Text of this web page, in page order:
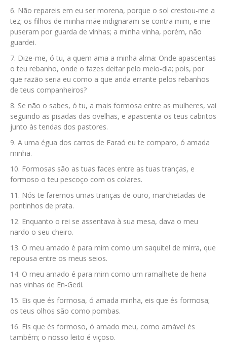
Não repareis em eu ser morena, porque o sol crestou-me a
tez; os filhos de minha mãe indignaram-se contra mim, e me
puseram por guarda de vinhas; a minha vinha, porém, não
guardei.
Dize-me, ó tu, a quem ama a minha alma: Onde apascentas
o teu rebanho, onde o fazes deitar pelo meio-dia; pois, por
que razão seria eu como a que anda errante pelos rebanhos
de teus companheiros?
Se não o sabes, ó tu, a mais formosa entre as mulheres, vai
seguindo as pisadas das ovelhas, e apascenta os teus cabritos
junto às tendas dos pastores.
A uma égua dos carros de Faraó eu te comparo, ó amada
minha.
Formosas são as tuas faces entre as tuas tranças, e
formoso o teu pescoço com os colares.
Nós te faremos umas tranças de ouro, marchetadas de
pontinhos de prata.
Enquanto o rei se assentava à sua mesa, dava o meu
nardo o seu cheiro.
O meu amado é para mim como um saquitel de mirra, que
repousa entre os meus seios.
O meu amado é para mim como um ramalhete de hena
nas vinhas de En-Gedi.
Eis que és formosa, ó amada minha, eis que és formosa;
os teus olhos são como pombas.
Eis que és formoso, ó amado meu, como amável és
também; o nosso leito é viçoso.